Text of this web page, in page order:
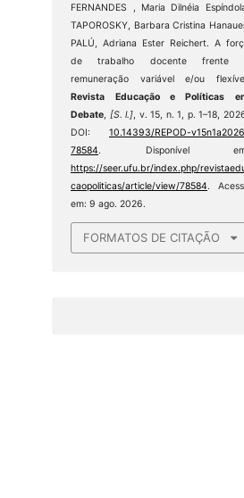
FERNANDES , Maria Dilnéia
TAPOROSKY, Barbara Cristina
PALÚ, Adriana Ester Reichert. A
de trabalho docente frente
remuneração variável e/ou
Revista Educação e Políticas
Debate
[S. l.] , v. 15, n. 1, p. 1–18,
DOI: 10.14393/REPOD-
78584. Disponível
https://seer.ufu.br/index.php/
caopoliticas/article/view/78584.
em: 9 ago. 2026.
FORMATOS DE CITAÇÃO